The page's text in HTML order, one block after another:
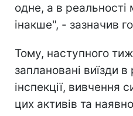
одне, а в
інакше", - зазначив
Тому, наступного
заплановані виїзди в
інспекції, вивчення
цих активів та